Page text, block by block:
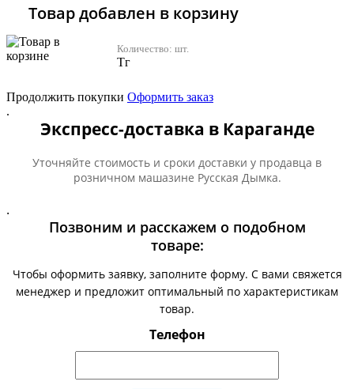
Товар добавлен в корзину
Количество: шт.
Тг
Продолжить покупки Оформить заказ
.
Экспресс-доставка в Караганде
Уточняйте стоимость и сроки доставки у продавца в
розничном машазине Русская Дымка.
.
Позвоним и расскажем о подобном
товаре:
Чтобы оформить заявку, заполните форму. С вами свяжется
менеджер и предложит оптимальный по характеристикам
товар.
Телефон